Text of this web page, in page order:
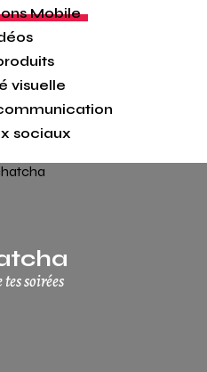
Mobile
visuelle
sociaux
tes soirées